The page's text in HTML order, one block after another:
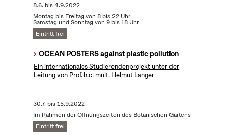
8.6. bis4.9.2022
Montag bis Freitag von 8 bis 22 Uhr
Samstag und Sonntag von 9 bis 18 Uhr
Eintritt frei
OCEAN POSTERS against plastic pollution
Ein internationales Studierendenprojekt unter der
Leitung von Prof. h.c. mult. Helmut Langer
30.7. bis15.9.2022
Im Rahmen der Öffnungszeiten des Botanischen Gartens
Eintritt frei